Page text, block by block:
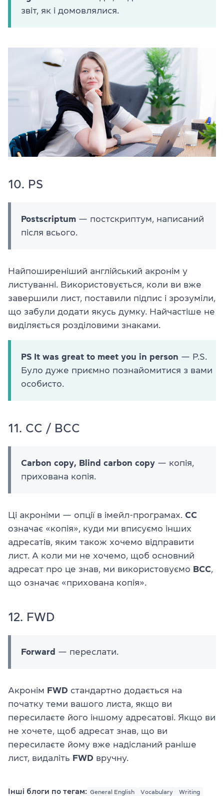
звіт, як і домовлялися.
10. PS
Postscriptum — постскриптум, написаний
після всього.
Найпоширеніший англійський акронім у
листуванні. Використовується, коли ви вже
завершили лист, поставили підпис і зрозуміли,
що забули додати якусь думку. Найчастіше не
виділяється розділовими знаками.
PS It was great to meet you in person — P.S.
Було дуже приємно познайомитися з вами
особисто.
11. CC / BCC
Carbon copy, Blind carbon copy — копія,
прихована копія.
Ці акроніми — опції в імейл-програмах. CC
означає «копія», куди ми вписуємо інших
адресатів, яким також хочемо відправити
лист. А коли ми не хочемо, щоб основний
адресат про це знав, ми використовуємо BCC,
що означає «прихована копія».
12. FWD
Forward — переслати.
Акронім FWD стандартно додається на
початку теми вашого листа, якщо ви
пересилаєте його іншому адресатові. Якщо ви
не хочете, щоб адресат знав, що ви
пересилаєте йому вже надісланий раніше
лист, видаліть FWD вручну.
Інші блоги по тегам: General English Vocabulary Writing